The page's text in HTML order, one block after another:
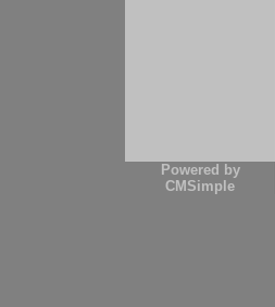
Powered by
CMSimple